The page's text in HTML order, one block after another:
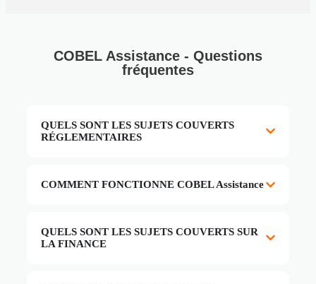
COBEL Assistance - Questions
fréquentes
QUELS SONT LES SUJETS COUVERTS
RÉGLEMENTAIRES
COMMENT FONCTIONNE COBEL Assistance
QUELS SONT LES SUJETS COUVERTS SUR
LA FINANCE